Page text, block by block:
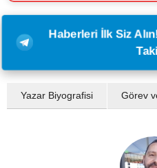
Haberleri İlk Siz
Yazar Biyografisi Görev